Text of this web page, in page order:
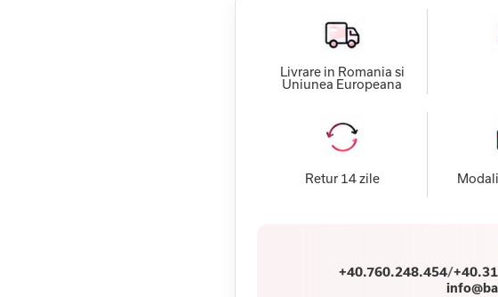
Livrare in Romania si
Uniunea Europeana
Retur 14 zile
+40.760.248.454/